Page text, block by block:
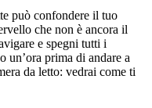
può confondere il tuo
che non è ancora il
e spegni tutti i
un’ora prima di andare a
da letto: vedrai come ti